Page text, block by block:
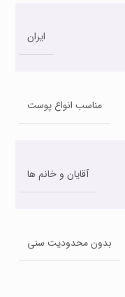
ایران
مناسب انواع پوست
آقایان و خانم ها
بدون محدودیت سنی